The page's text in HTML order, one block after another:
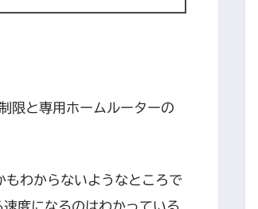
限と専用ホームルーターの
わからないようなところで